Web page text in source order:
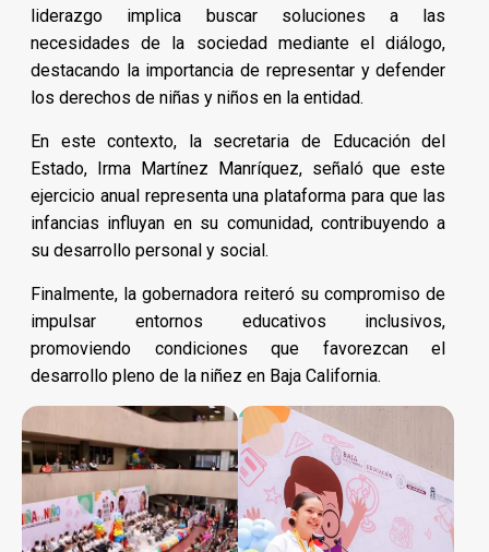
liderazgo implica buscar soluciones a las
necesidades de la sociedad mediante el diálogo,
destacando la importancia de representar y defender
los derechos de niñas y niños en la entidad.
En este contexto, la secretaria de Educación del
Estado, Irma Martínez Manríquez, señaló que este
ejercicio anual representa una plataforma para que las
infancias influyan en su comunidad, contribuyendo a
su desarrollo personal y social.
Finalmente, la gobernadora reiteró su compromiso de
impulsar entornos educativos inclusivos,
promoviendo condiciones que favorezcan el
desarrollo pleno de la niñez en Baja California.